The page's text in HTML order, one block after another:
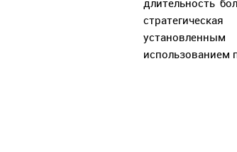
длительность
использованием